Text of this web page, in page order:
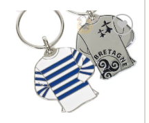
Ajouter
aux